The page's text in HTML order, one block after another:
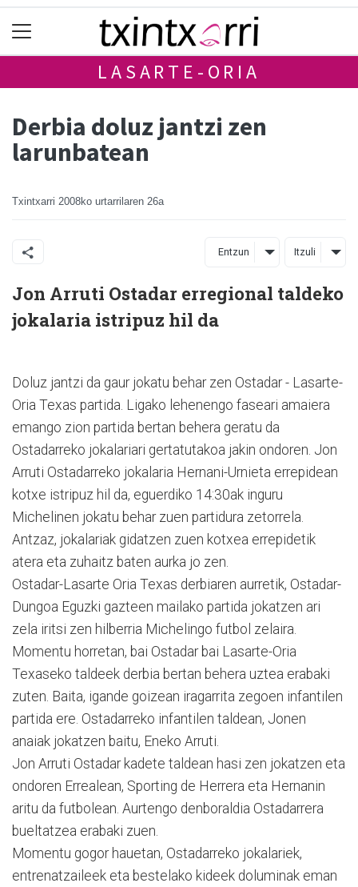
LASARTE-ORIA
Derbia doluz jantzi zen
larunbatean
Txintxarri 2008ko urtarrilaren 26a
Entzun Itzuli
Jon Arruti Ostadar erregional taldeko
jokalaria istripuz hil da
Doluz jantzi da gaur jokatu behar zen Ostadar - Lasarte-
Oria Texas partida. Ligako lehenengo faseari amaiera
emango zion partida bertan behera geratu da
Ostadarreko jokalariari gertatutakoa jakin ondoren. Jon
Arruti Ostadarreko jokalaria Hernani-Urnieta errepidean
kotxe istripuz hil da, eguerdiko 14:30ak inguru
Michelinen jokatu behar zuen partidura zetorrela.
Antzaz, jokalariak gidatzen zuen kotxea errepidetik
atera eta zuhaitz baten aurka jo zen.
Ostadar-Lasarte Oria Texas derbiaren aurretik, Ostadar-
Dungoa Eguzki gazteen mailako partida jokatzen ari
zela iritsi zen hilberria Michelingo futbol zelaira.
Momentu horretan, bai Ostadar bai Lasarte-Oria
Texaseko taldeek derbia bertan behera uztea erabaki
zuten. Baita, igande goizean iragarrita zegoen infantilen
partida ere. Ostadarreko infantilen taldean, Jonen
anaiak jokatzen baitu, Eneko Arruti.
Jon Arruti Ostadar kadete taldean hasi zen jokatzen eta
ondoren Errealean, Sporting de Herrera eta Hernanin
aritu da futbolean. Aurtengo denboraldia Ostadarrera
bueltatzea erabaki zuen.
Momentu gogor hauetan, Ostadarreko jokalariek,
entrenatzaileek eta bestelako kideek doluminak eman